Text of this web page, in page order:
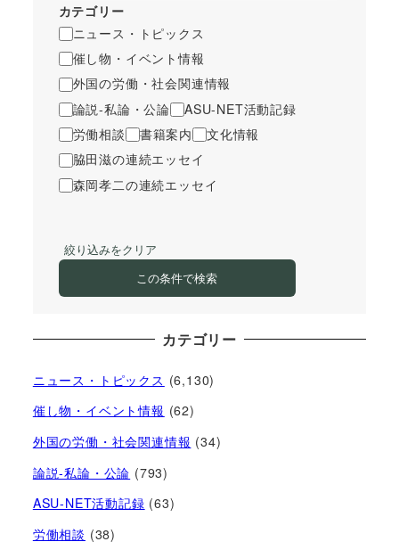
カテゴリー
ニュース・トピックス
催し物・イベント情報
外国の労働・社会関連情報
論説-私論・公論
ASU-NET活動記録
労働相談
書籍案内
文化情報
脇田滋の連続エッセイ
森岡孝二の連続エッセイ
絞り込みをクリア
この条件で検索
カテゴリー
ニュース・トピックス (6,130)
催し物・イベント情報 (62)
外国の労働・社会関連情報 (34)
論説-私論・公論 (793)
ASU-NET活動記録 (63)
労働相談 (38)